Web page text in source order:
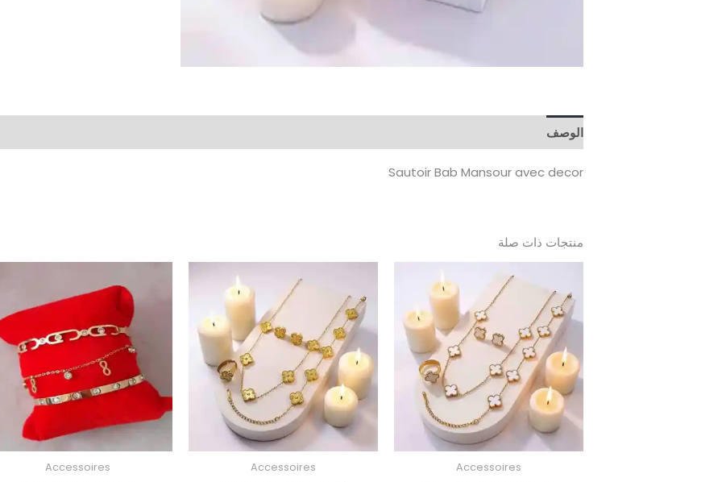
الوصف
Sautoir Bab Mansour avec decor
منتجات ذات صلة
Accessoires
Accessoires
Accessoires